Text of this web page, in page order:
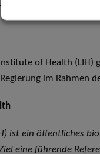
über seine
of Health
im Rahmen
ist ein öffentliches
eine führende